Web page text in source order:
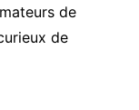
de
de